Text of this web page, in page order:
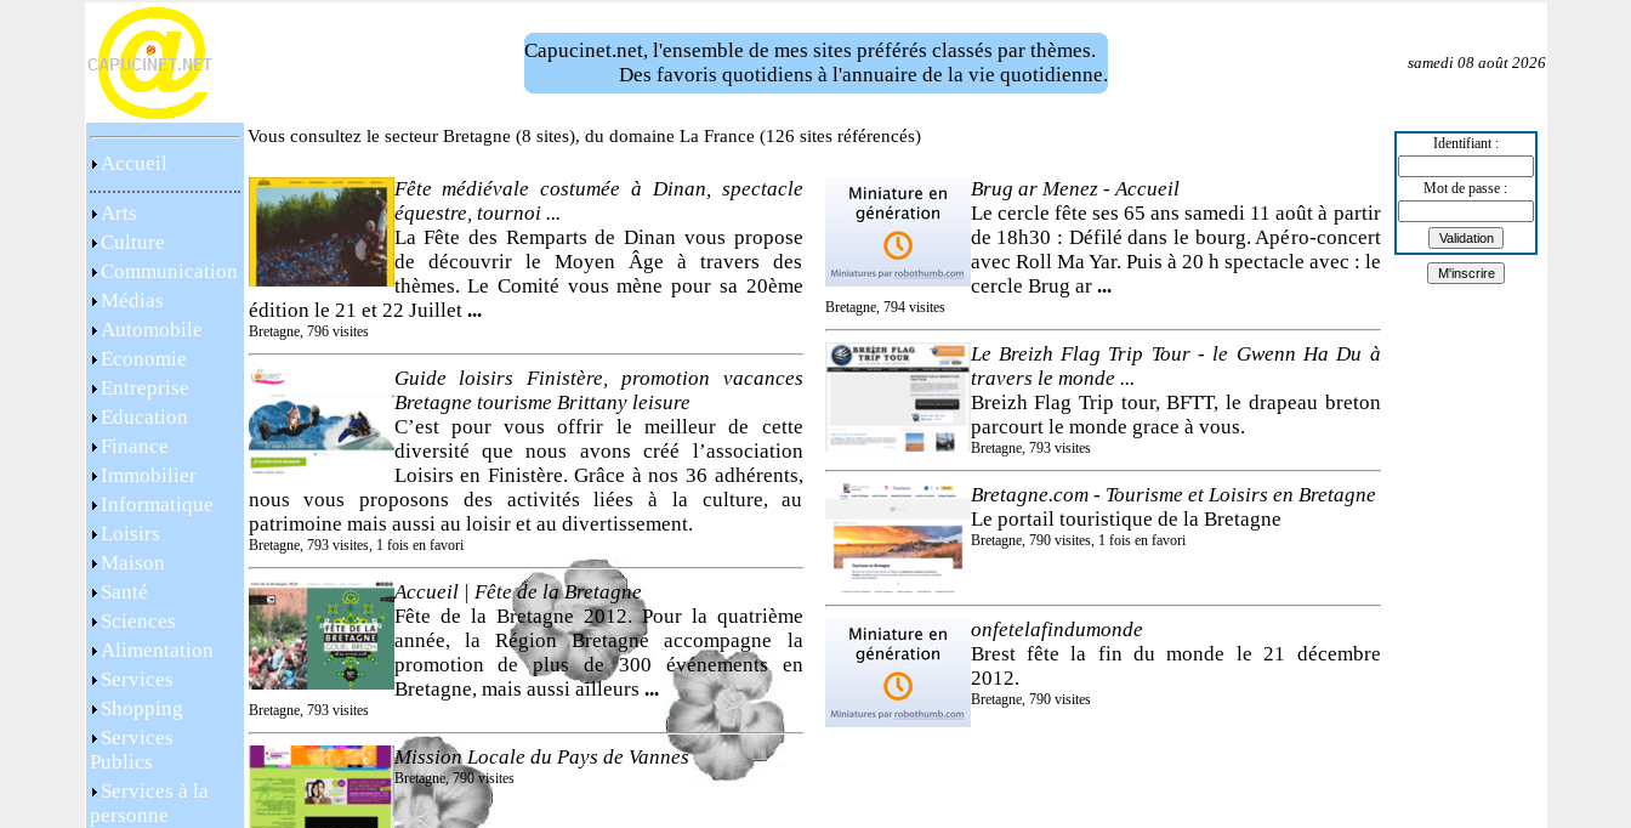
Capucinet.net, l'ensemble de mes sites préférés classés par thèmes.
Des favoris quotidiens à l'annuaire de la vie quotidienne.
samedi 08 août 2026
Accueil
Arts
Culture
Communication
Médias
Automobile
Economie
Entreprise
Education
Finance
Immobilier
Informatique
Loisirs
Maison
Santé
Sciences
Alimentation
Services
Shopping
Services
Publics
Services à la
personne
Vous consultez le secteur Bretagne (8 sites), du domaine La France (126 sites référencés)
Fête médiévale costumée à Dinan, spectacle
équestre, tournoi ...
La Fête des Remparts de Dinan vous propose
de découvrir le Moyen Âge à travers des
thèmes. Le Comité vous mène pour sa 20ème
édition le 21 et 22 Juillet ...
Bretagne, 796 visites
Guide loisirs Finistère, promotion vacances
Bretagne tourisme Brittany leisure
C’est pour vous offrir le meilleur de cette
diversité que nous avons créé l’association
Loisirs en Finistère. Grâce à nos 36 adhérents,
nous vous proposons des activités liées à la culture, au
patrimoine mais aussi au loisir et au divertissement.
Bretagne, 793 visites, 1 fois en favori
Accueil | Fête de la Bretagne
Fête de la Bretagne 2012. Pour la quatrième
année, la Région Bretagne accompagne la
promotion de plus de 300 événements en
Bretagne, mais aussi ailleurs ...
Bretagne, 793 visites
Mission Locale du Pays de Vannes
Bretagne, 790 visites
Brug ar Menez - Accueil
Le cercle fête ses 65 ans samedi 11 août à partir
de 18h30 : Défilé dans le bourg. Apéro-concert
avec Roll Ma Yar. Puis à 20 h spectacle avec : le
cercle Brug ar ...
Bretagne, 794 visites
Le Breizh Flag Trip Tour - le Gwenn Ha Du à
travers le monde ...
Breizh Flag Trip tour, BFTT, le drapeau breton
parcourt le monde grace à vous.
Bretagne, 793 visites
Bretagne.com - Tourisme et Loisirs en Bretagne
Le portail touristique de la Bretagne
Bretagne, 790 visites, 1 fois en favori
onfetelafindumonde
Brest fête la fin du monde le 21 décembre
2012.
Bretagne, 790 visites
Identifiant :
Mot de passe :